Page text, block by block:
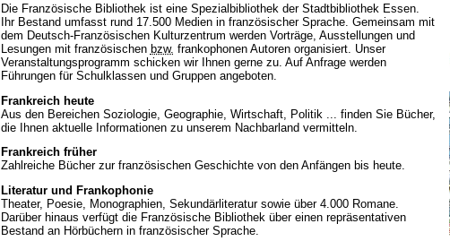
Die Französische Bibliothek ist eine Spezialbibliothek der Stadtbibliothek Essen.
Ihr Bestand umfasst rund 17.500 Medien in französischer Sprache. Gemeinsam mit
dem Deutsch-Französischen Kulturzentrum werden Vorträge, Ausstellungen und
Lesungen mit französischen bzw. frankophonen Autoren organisiert. Unser
Veranstaltungsprogramm schicken wir Ihnen gerne zu. Auf Anfrage werden
Führungen für Schulklassen und Gruppen angeboten.
Frankreich heute
Aus den Bereichen Soziologie, Geographie, Wirtschaft, Politik ... finden Sie Bücher,
die Ihnen aktuelle Informationen zu unserem Nachbarland vermitteln.
Frankreich früher
Zahlreiche Bücher zur französischen Geschichte von den Anfängen bis heute.
Literatur und Frankophonie
Theater, Poesie, Monographien, Sekundärliteratur sowie über 4.000 Romane.
Darüber hinaus verfügt die Französische Bibliothek über einen repräsentativen
Bestand an Hörbüchern in französischer Sprache.